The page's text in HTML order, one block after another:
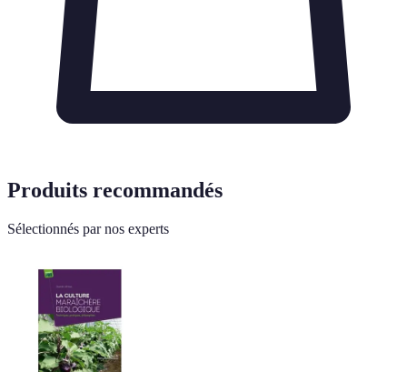
Produits recommandés
Sélectionnés par nos experts